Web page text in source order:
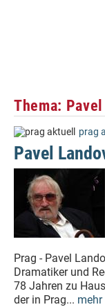
Thema:
prag
Pavel
Prag - Pavel
Dramatiker und
78 Jahren zu
der in Prag... mehr